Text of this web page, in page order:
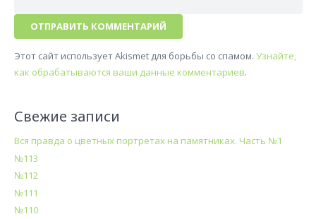
ОТПРАВИТЬ КОММЕНТАРИЙ
Этот сайт использует Akismet для борьбы со спамом. Узнайте,
как обрабатываются ваши данные комментариев.
Свежие записи
Вся правда о цветных портретах на памятниках. Часть №1
№113
№112
№111
№110